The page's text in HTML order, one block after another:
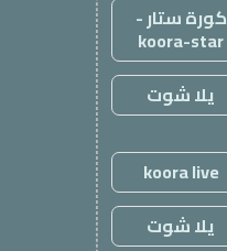
كورة ستار -
koora-star
يلا شوت
koora live
يلا شوت